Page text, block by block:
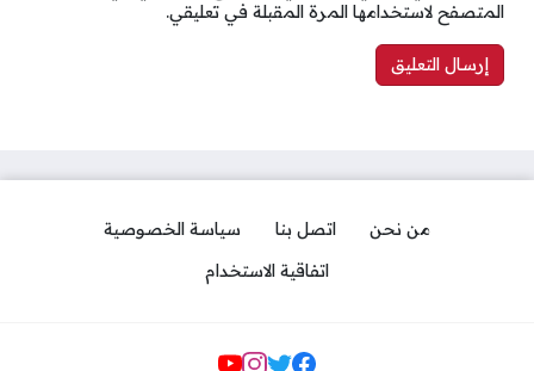
المتصفح لاستخدامها المرة المقبلة في تعليقي.
من نحن اتصل بنا
سياسة الخصوصية
اتفاقية الاستخدام